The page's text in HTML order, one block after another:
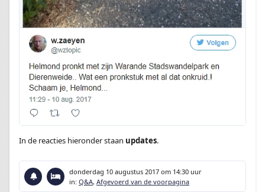
In de reacties hieronder staan updates.
donderdag 10 augustus 2017 om 14:30 uur
in: Q&A, Afgevoerd van de voorpagina